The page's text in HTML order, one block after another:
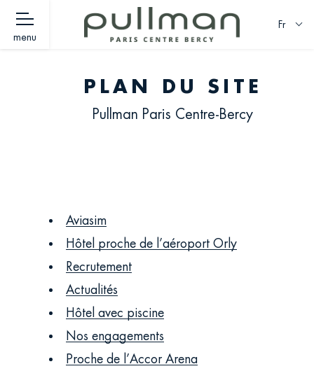
menu
Fr
PLAN DU SITE
Pullman Paris Centre-Bercy
Aviasim
Hôtel proche de l’aéroport Orly
Recrutement
Actualités
Hôtel avec piscine
Nos engagements
Proche de l’Accor Arena